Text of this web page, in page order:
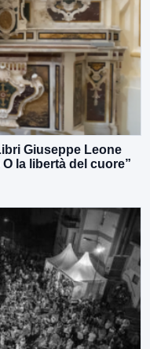
Giuseppe Leone
la libertà del cuore”